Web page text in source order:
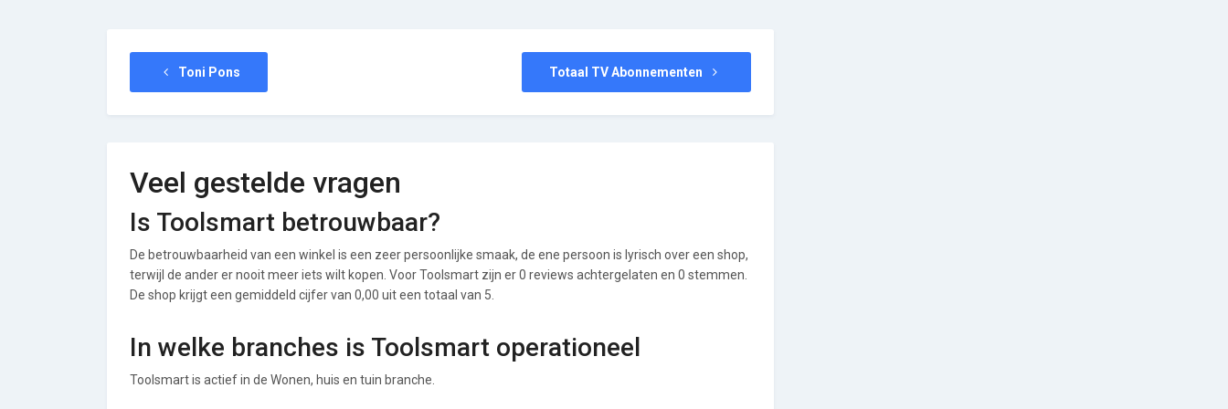
Toni Pons Totaal TV Abonnementen
Veel gestelde vragen
Is Toolsmart betrouwbaar?
De betrouwbaarheid van een winkel is een zeer persoonlijke smaak, de ene persoon is lyrisch over een shop,
terwijl de ander er nooit meer iets wilt kopen. Voor Toolsmart zijn er 0 reviews achtergelaten en 0 stemmen.
De shop krijgt een gemiddeld cijfer van 0,00 uit een totaal van 5.
In welke branches is Toolsmart operationeel
Toolsmart is actief in de Wonen, huis en tuin branche.